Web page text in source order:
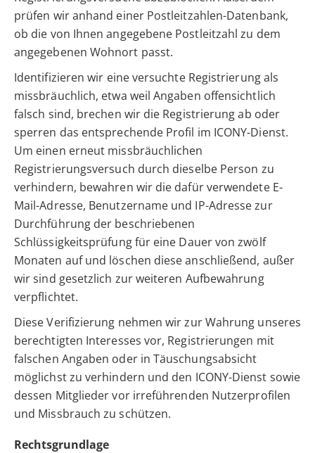
prüfen wir anhand einer Postleitzahlen-Datenbank,
ob die von Ihnen angegebene Postleitzahl zu dem
angegebenen Wohnort passt.
Identifizieren wir eine versuchte Registrierung als
missbräuchlich, etwa weil Angaben offensichtlich
falsch sind, brechen wir die Registrierung ab oder
sperren das entsprechende Profil im ICONY-Dienst.
Um einen erneut missbräuchlichen
Registrierungsversuch durch dieselbe Person zu
verhindern, bewahren wir die dafür verwendete E-
Mail-Adresse, Benutzername und IP-Adresse zur
Durchführung der beschriebenen
Schlüssigkeitsprüfung für eine Dauer von zwölf
Monaten auf und löschen diese anschließend, außer
wir sind gesetzlich zur weiteren Aufbewahrung
verpflichtet.
Diese Verifizierung nehmen wir zur Wahrung unseres
berechtigten Interesses vor, Registrierungen mit
falschen Angaben oder in Täuschungsabsicht
möglichst zu verhindern und den ICONY-Dienst sowie
dessen Mitglieder vor irreführenden Nutzerprofilen
und Missbrauch zu schützen.
Rechtsgrundlage